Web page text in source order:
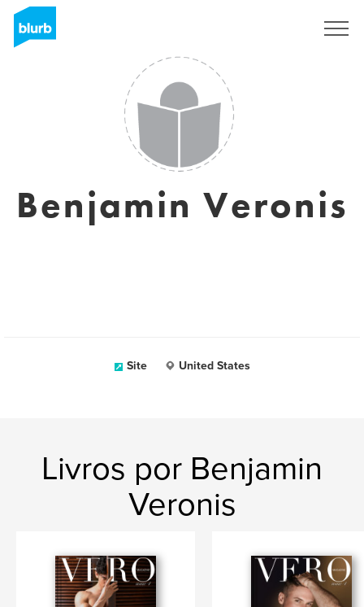
Benjamin Veronis
Site United States
Livros por Benjamin
Veronis